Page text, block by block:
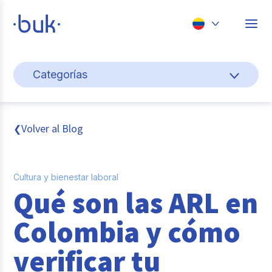
Perú
Categorías
Cultura y bienestar laboral
Gestión de personas
Pago de nómina
Buk
Transformación digital
Tendencias y Data
❮Volver al Blog
Cultura y bienestar laboral
Qué son las ARL en
Colombia y cómo
verificar tu